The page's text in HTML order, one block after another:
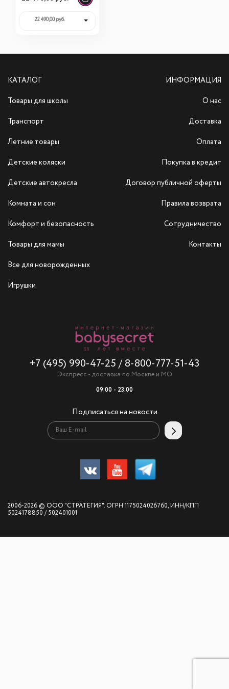
22 490,00 руб.
КАТАЛОГ
Товары для школы
Транспорт
Летние товары
Детские коляски
Детские автокресла
Комната и сон
Комфорт и безопасность
Товары для мамы
Все для новорожденных
Игрушки
+7 (495) 990-47-25 / 8-800-777-51-43
Экспресс - доставка по Москве и МО
09:00 - 23:00
Подписаться на новости
ИНФОРМАЦИЯ
О нас
Доставка
Оплата
Покупка в кредит
Договор публичной оферты
Правила возврата
Сотрудничество
Контакты
2006-2026 © ООО "СТРАТЕГИЯ". ОГРН 1175024026760, ИНН/КПП
5024178850 / 502401001